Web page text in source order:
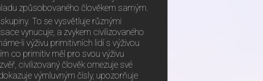
způsobovaného člověkem samým.
To se vysvětluje různými
vynucuje, a zvykem civilizovaného
li výživu primitivních lidí s výživou
co primitiv měl pro svou výživu
civilizovaný člověk omezuje své
výmluvným čísly, upozorňuje